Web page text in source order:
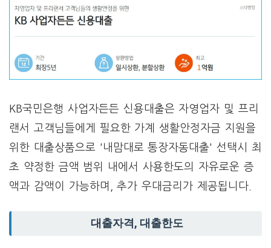
KB국민은행 사업자든든 신용대출은 자영업자 및 프리
랜서 고객님들에게 필요한 가계 생활안정자금 지원을
위한 대출상품으로 '내맘대로 통장자동대출' 선택시 최
초 약정한 금액 범위 내에서 사용한도의 자유로운 증
액과 감액이 가능하며, 추가 우대금리가 제공됩니다.
대출자격, 대출한도